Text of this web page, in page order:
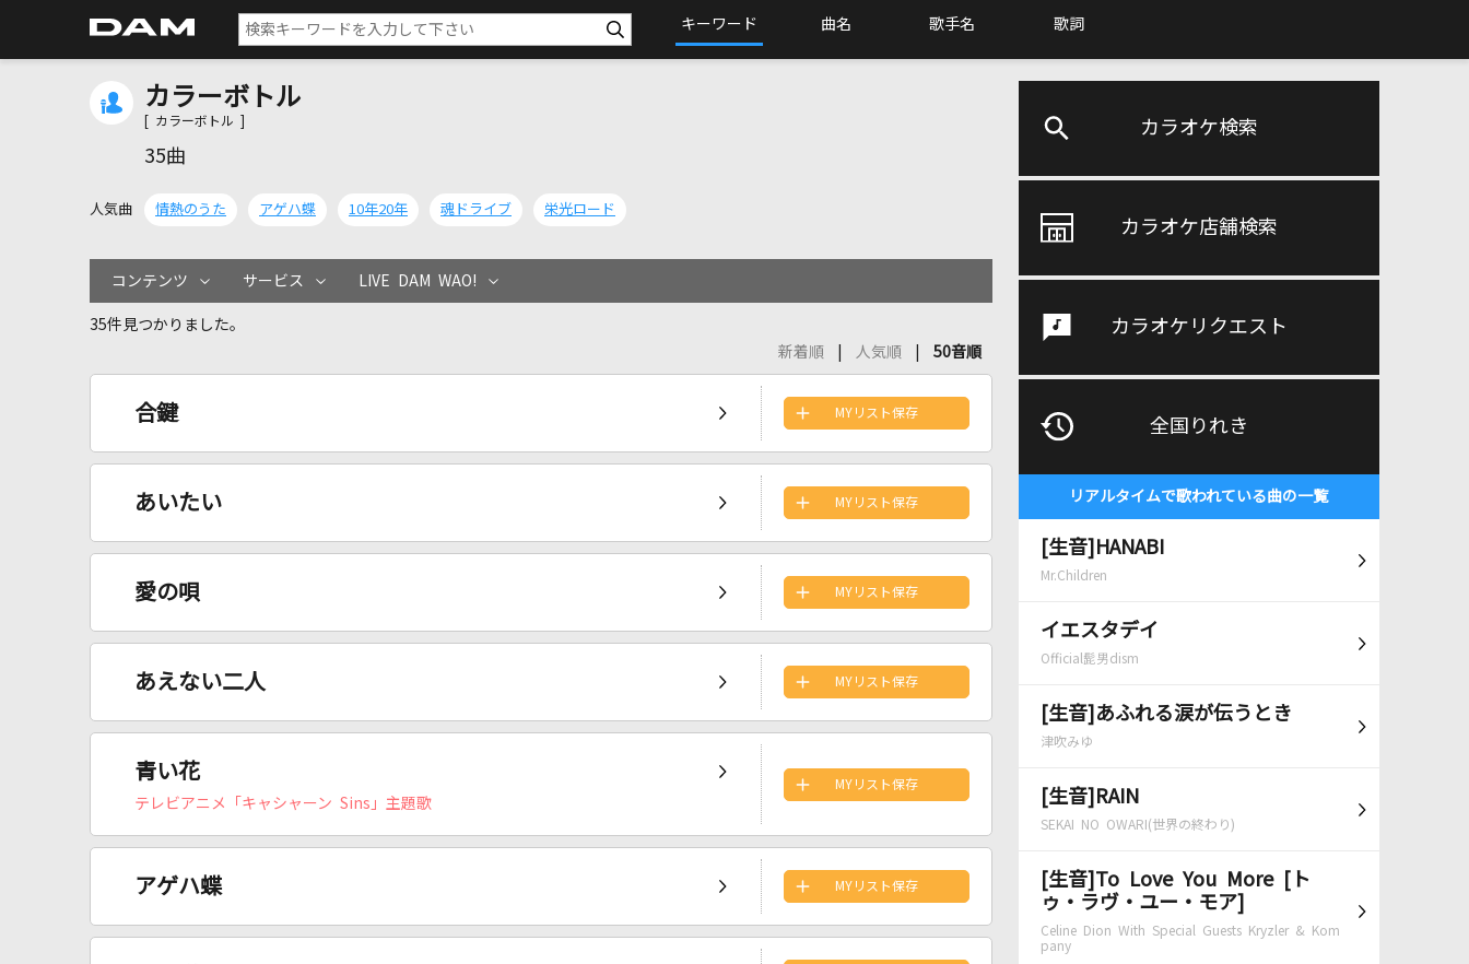
キーワード 曲名 歌手名 歌詞
カラオケ検索
カラオケ店舗検索
カラオケリクエスト
全国りれき
リアルタイムで歌われている曲の一覧
[生音]HANABI
Mr.Children
イエスタデイ
Official髭男dism
[生音]あふれる涙が伝うとき
津吹みゆ
[生音]RAIN
SEKAI NO OWARI(世界の終わり)
[生音]To Love You More [ト
ゥ・ラヴ・ユー・モア]
Celine Dion With Special Guests Kryzler & Kom
pany
カラーボトル
[ カラーボトル ]
35曲
人気曲 情熱のうた アゲハ蝶 10年20年 魂ドライブ 栄光ロード
コンテンツ サービス LIVE DAM WAO!
35件見つかりました。
新着順
人気順 50音順
合鍵 MYリスト保存
あいたい MYリスト保存
愛の唄 MYリスト保存
あえない二人 MYリスト保存
青い花
テレビアニメ「キャシャーン Sins」主題歌
MYリスト保存
アゲハ蝶 MYリスト保存